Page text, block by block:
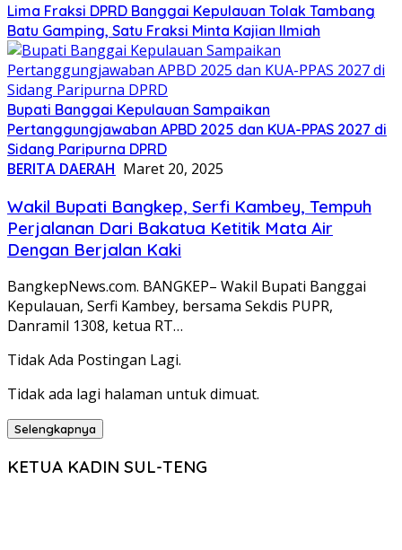
Lima Fraksi DPRD Banggai Kepulauan Tolak Tambang
Batu Gamping, Satu Fraksi Minta Kajian Ilmiah
Bupati Banggai Kepulauan Sampaikan
Pertanggungjawaban APBD 2025 dan KUA-PPAS 2027 di
Sidang Paripurna DPRD
BERITA DAERAH Maret 20, 2025
Wakil Bupati Bangkep, Serfi Kambey, Tempuh
Perjalanan Dari Bakatua Ketitik Mata Air
Dengan Berjalan Kaki
BangkepNews.com. BANGKEP– Wakil Bupati Banggai
Kepulauan, Serfi Kambey, bersama Sekdis PUPR,
Danramil 1308, ketua RT…
Tidak Ada Postingan Lagi.
Tidak ada lagi halaman untuk dimuat.
Selengkapnya
KETUA KADIN SUL-TENG